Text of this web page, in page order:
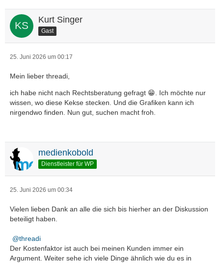
Kurt Singer
Gast
25. Juni 2026 um 00:17
Mein lieber threadi,
ich habe nicht nach Rechtsberatung gefragt 😁. Ich möchte nur
wissen, wo diese Kekse stecken. Und die Grafiken kann ich
nirgendwo finden. Nun gut, suchen macht froh.
medienkobold
Dienstleister für WP
25. Juni 2026 um 00:34
Vielen lieben Dank an alle die sich bis hierher an der Diskussion
beteiligt haben.
threadi
Der Kostenfaktor ist auch bei meinen Kunden immer ein
Argument. Weiter sehe ich viele Dinge ähnlich wie du es in